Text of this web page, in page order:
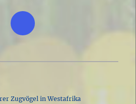
Zugvögel in Westafrika